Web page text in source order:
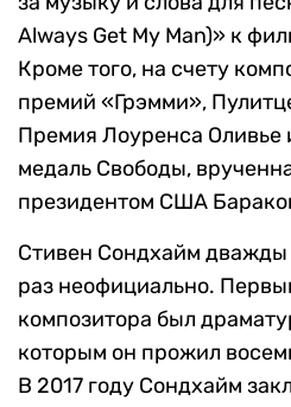
Always Get My Man)» к
Кроме того, на счету
премий «Грэмми»,
Премия Лоуренса Оливье
медаль Свободы,
президентом США
Стивен Сондхайм дважды
раз неофициально.
композитора был
которым он прожил
В 2017 году Сондхайм